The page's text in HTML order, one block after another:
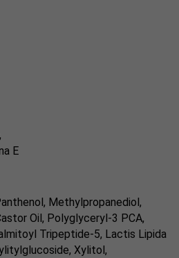
E
Methylpropanediol,
Oil, Polyglyceryl-3 PCA,
Tripeptide-5, Lactis Lipida
Xylitol,